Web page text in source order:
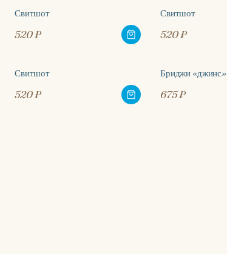
Свитшот
520 ₽
Свитшот
520 ₽
Свитшот
520 ₽
Бриджи «джинс»
675 ₽